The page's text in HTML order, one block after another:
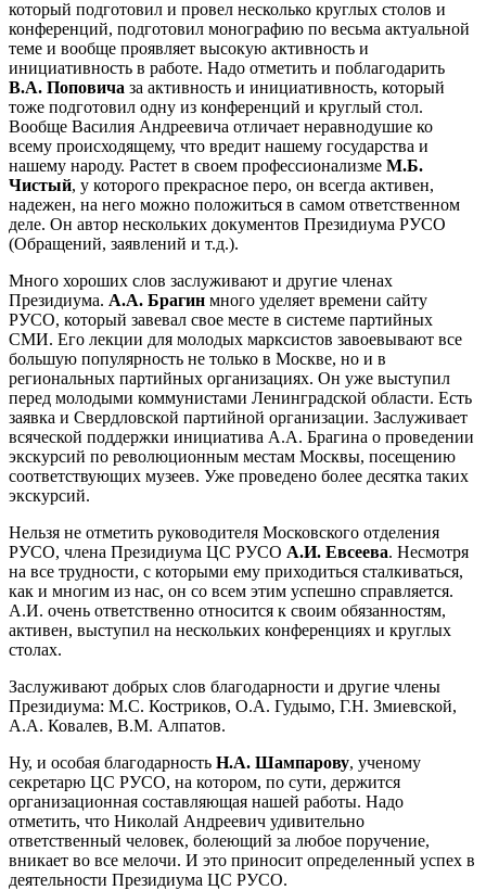
который подготовил и провел несколько круглых столов и
конференций, подготовил монографию по весьма актуальной
теме и вообще проявляет высокую активность и
инициативность в работе. Надо отметить и поблагодарить
В.А. Поповича за активность и инициативность, который
тоже подготовил одну из конференций и круглый стол.
Вообще Василия Андреевича отличает неравнодушие ко
всему происходящему, что вредит нашему государства и
нашему народу. Растет в своем профессионализме М.Б.
Чистый, у которого прекрасное перо, он всегда активен,
надежен, на него можно положиться в самом ответственном
деле. Он автор нескольких документов Президиума РУСО
(Обращений, заявлений и т.д.).
Много хороших слов заслуживают и другие членах
Президиума. А.А. Брагин много уделяет времени сайту
РУСО, который завевал свое месте в системе партийных
СМИ. Его лекции для молодых марксистов завоевывают все
большую популярность не только в Москве, но и в
региональных партийных организациях. Он уже выступил
перед молодыми коммунистами Ленинградской области. Есть
заявка и Свердловской партийной организации. Заслуживает
всяческой поддержки инициатива А.А. Брагина о проведении
экскурсий по революционным местам Москвы, посещению
соответствующих музеев. Уже проведено более десятка таких
экскурсий.
Нельзя не отметить руководителя Московского отделения
РУСО, члена Президиума ЦС РУСО А.И. Евсеева. Несмотря
на все трудности, с которыми ему приходиться сталкиваться,
как и многим из нас, он со всем этим успешно справляется.
А.И. очень ответственно относится к своим обязанностям,
активен, выступил на нескольких конференциях и круглых
столах.
Заслуживают добрых слов благодарности и другие члены
Президиума: М.С. Костриков, О.А. Гудымо, Г.Н. Змиевской,
А.А. Ковалев, В.М. Алпатов.
Ну, и особая благодарность Н.А. Шампарову, ученому
секретарю ЦС РУСО, на котором, по сути, держится
организационная составляющая нашей работы. Надо
отметить, что Николай Андреевич удивительно
ответственный человек, болеющий за любое поручение,
вникает во все мелочи. И это приносит определенный успех в
деятельности Президиума ЦС РУСО.